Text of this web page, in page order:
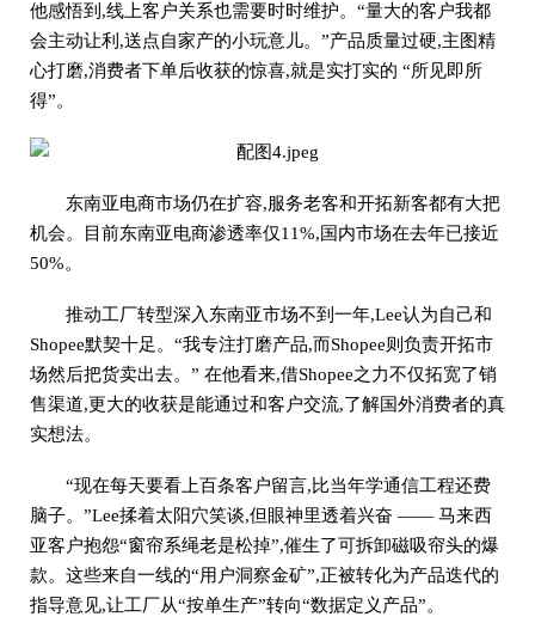
他感悟到,线上客户关系也需要时时维护。“量大的客户我都
会主动让利,送点自家产的小玩意儿。”产品质量过硬,主图精
心打磨,消费者下单后收获的惊喜,就是实打实的 “所见即所
得”。
东南亚电商市场仍在扩容,服务老客和开拓新客都有大把
机会。目前东南亚电商渗透率仅11%,国内市场在去年已接近
50%。
推动工厂转型深入东南亚市场不到一年,Lee认为自己和
Shopee默契十足。“我专注打磨产品,而Shopee则负责开拓市
场然后把货卖出去。” 在他看来,借Shopee之力不仅拓宽了销
售渠道,更大的收获是能通过和客户交流,了解国外消费者的真
实想法。
“现在每天要看上百条客户留言,比当年学通信工程还费
脑子。”Lee揉着太阳穴笑谈,但眼神里透着兴奋 —— 马来西
亚客户抱怨“窗帘系绳老是松掉”,催生了可拆卸磁吸帘头的爆
款。这些来自一线的“用户洞察金矿”,正被转化为产品迭代的
指导意见,让工厂从“按单生产”转向“数据定义产品”。